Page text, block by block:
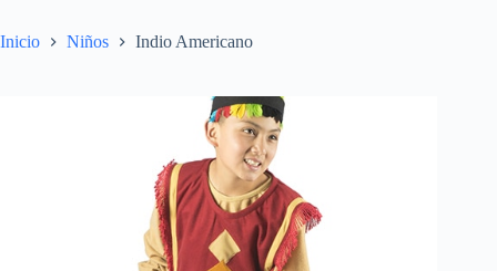
Inicio Niños Indio Americano